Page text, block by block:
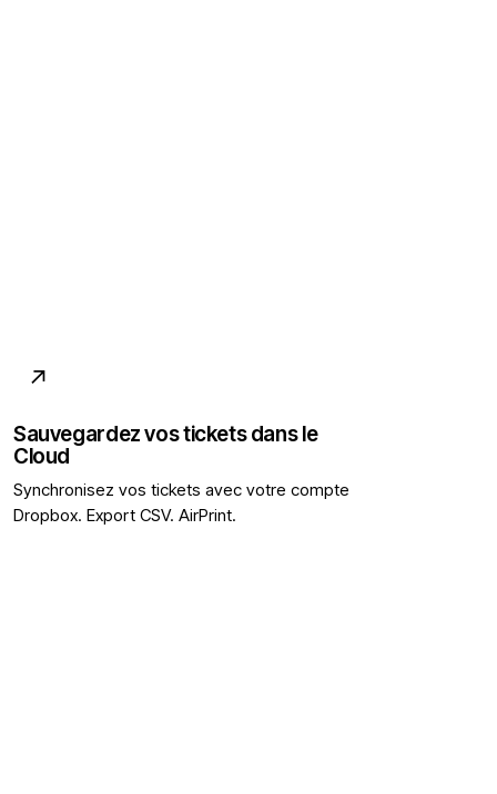
↗
Sauvegardez vos tickets dans le
Cloud
Synchronisez vos tickets avec votre compte
Dropbox. Export CSV. AirPrint.